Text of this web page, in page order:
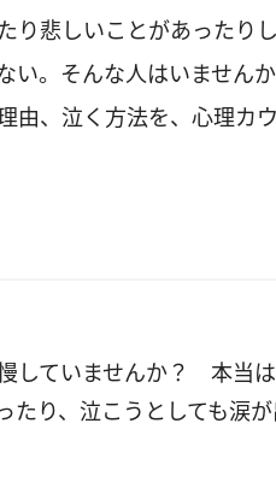
り悲しいことがあったり
い。そんな人はいませ
由、泣く方法を、心理カ
していませんか？ 本当
たり、泣こうとしても涙